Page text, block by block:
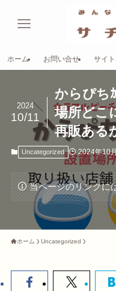
ホーム お問い合せ サイ
からぴち
場所どこ
再販ある
2024
10/11
Uncategorized 2024年10
当ページのリンクに
ホーム Uncategorized